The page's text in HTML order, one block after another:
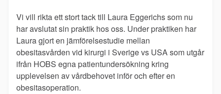
Vi vill rikta ett stort tack till Laura Eggerichs som nu
har avslutat sin praktik hos oss. Under praktiken har
Laura gjort en jämförelsestudie mellan
obesitasvården vid kirurgi i Sverige vs USA som utgår
ifrån HOBS egna patientundersökning kring
upplevelsen av vårdbehovet inför och efter en
obesitasoperation.